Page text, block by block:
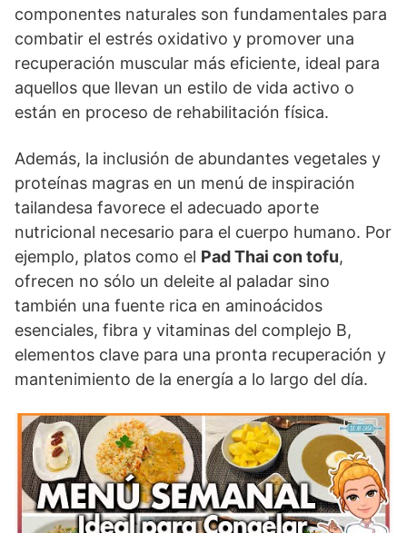
componentes naturales son fundamentales para
combatir el estrés oxidativo y promover una
recuperación muscular más eficiente, ideal para
aquellos que llevan un estilo de vida activo o
están en proceso de rehabilitación física.
Además, la inclusión de abundantes vegetales y
proteínas magras en un menú de inspiración
tailandesa favorece el adecuado aporte
nutricional necesario para el cuerpo humano. Por
ejemplo, platos como el Pad Thai con tofu,
ofrecen no sólo un deleite al paladar sino
también una fuente rica en aminoácidos
esenciales, fibra y vitaminas del complejo B,
elementos clave para una pronta recuperación y
mantenimiento de la energía a lo largo del día.